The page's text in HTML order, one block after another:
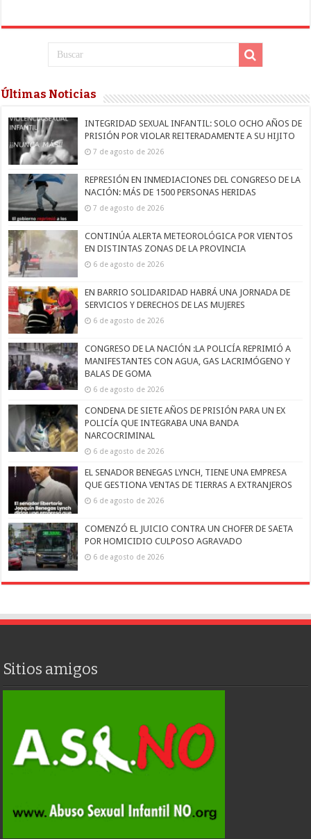
Últimas Noticias
INTEGRIDAD SEXUAL INFANTIL: SOLO OCHO AÑOS DE
PRISIÓN POR VIOLAR REITERADAMENTE A SU HIJITO
7 de agosto de 2026
REPRESIÓN EN INMEDIACIONES DEL CONGRESO DE LA
NACIÓN: MÁS DE 1500 PERSONAS HERIDAS
7 de agosto de 2026
CONTINÚA ALERTA METEOROLÓGICA POR VIENTOS
EN DISTINTAS ZONAS DE LA PROVINCIA
6 de agosto de 2026
EN BARRIO SOLIDARIDAD HABRÁ UNA JORNADA DE
SERVICIOS Y DERECHOS DE LAS MUJERES
6 de agosto de 2026
CONGRESO DE LA NACIÓN :LA POLICÍA REPRIMIÓ A
MANIFESTANTES CON AGUA, GAS LACRIMÓGENO Y
BALAS DE GOMA
6 de agosto de 2026
CONDENA DE SIETE AÑOS DE PRISIÓN PARA UN EX
POLICÍA QUE INTEGRABA UNA BANDA
NARCOCRIMINAL
6 de agosto de 2026
EL SENADOR BENEGAS LYNCH, TIENE UNA EMPRESA
QUE GESTIONA VENTAS DE TIERRAS A EXTRANJEROS
6 de agosto de 2026
COMENZÓ EL JUICIO CONTRA UN CHOFER DE SAETA
POR HOMICIDIO CULPOSO AGRAVADO
6 de agosto de 2026
Sitios amigos